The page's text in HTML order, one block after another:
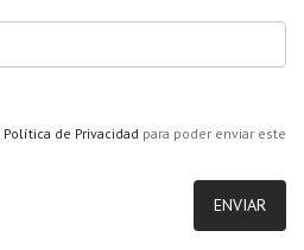
Política de Privacidad para poder enviar este